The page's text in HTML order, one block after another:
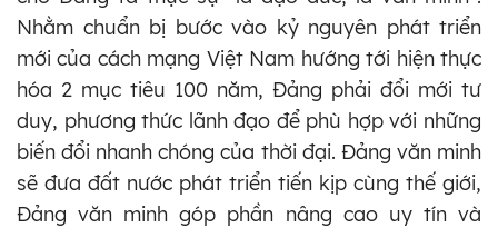
Nhằm chuẩn bị bước vào kỷ nguyên phát triển
mới của cách mạng Việt Nam hướng tới hiện thực
hóa 2 mục tiêu 100 năm, Đảng phải đổi mới tư
duy, phương thức lãnh đạo để phù hợp với những
biến đổi nhanh chóng của thời đại. Đảng văn minh
sẽ đưa đất nước phát triển tiến kịp cùng thế giới,
Đảng văn minh góp phần nâng cao uy tín và